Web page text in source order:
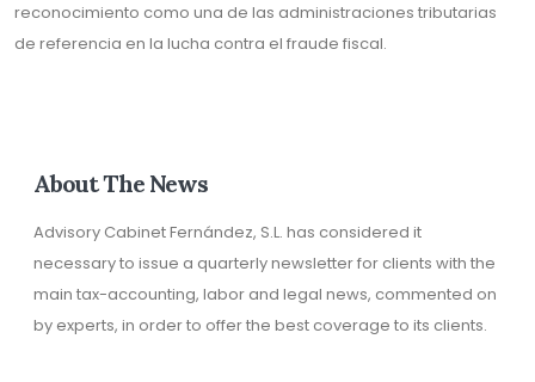
reconocimiento como una de las administraciones tributarias
de referencia en la lucha contra el fraude fiscal.
About The News
Advisory Cabinet Fernández, S.L. has considered it
necessary to issue a quarterly newsletter for clients with the
main tax-accounting, labor and legal news, commented on
by experts, in order to offer the best coverage to its clients.